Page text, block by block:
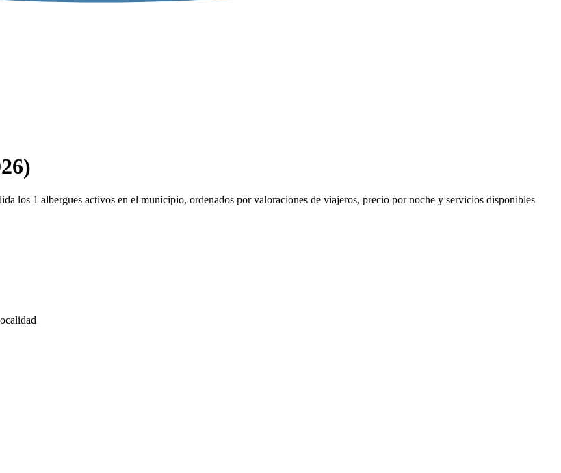
los 1 albergues activos en el municipio, ordenados por valoraciones de viajeros, precio por noche y servicios disponibles